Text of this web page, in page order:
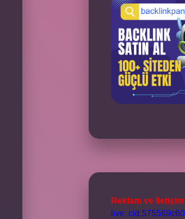
Reklam ve